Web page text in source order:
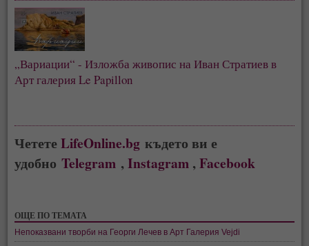
„Вариации“ - Изложба живопис на Иван Стратиев в
Арт галерия Le Papillon
ЧететеLifeOnline.bg където ви е
удобноTelegram ,Instagram ,Facebook
ОЩЕ ПО ТЕМАТА
Непоказвани творби на Георги Лечев в Арт Галерия Vejdi